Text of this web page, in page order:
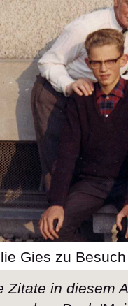
Gies zu
Zitate in diesem